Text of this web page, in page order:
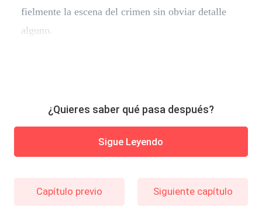
fielmente la escena del crimen sin obviar detalle
alguno.
¿Quieres saber qué pasa después?
Sigue Leyendo
Capítulo previo Siguiente capítulo